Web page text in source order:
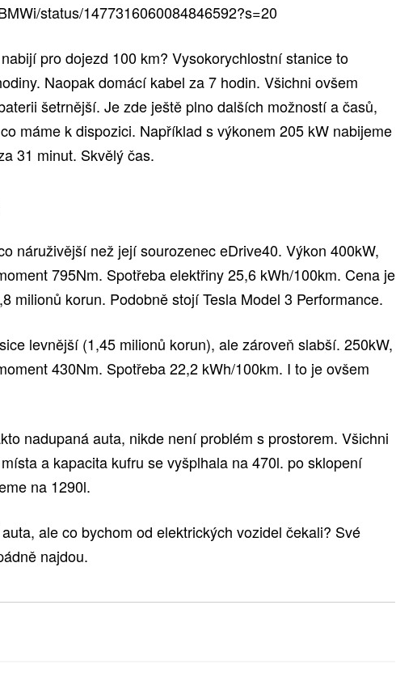
status/1477316060084846592?s=20
pro dojezd 100 km? Vysokorychlostní stanice to
Naopak domácí kabel za 7 hodin. Všichni ovšem
šetrnější. Je zde ještě plno dalších možností a časů,
máme k dispozici. Například s výkonem 205 kW nabijeme
31 minut. Skvělý čas.
náruživější než její sourozenec eDrive40. Výkon 400kW,
795Nm. Spotřeba elektřiny 25,6 kWh/100km. Cena je
milionů korun. Podobně stojí Tesla Model 3 Performance.
levnější (1,45 milionů korun), ale zároveň slabší. 250kW,
430Nm. Spotřeba 22,2 kWh/100km. I to je ovšem
nadupaná auta, nikde není problém s prostorem. Všichni
a kapacita kufru se vyšplhala na 470l. po sklopení
na 1290l.
ale co bychom od elektrických vozidel čekali? Své
najdou.